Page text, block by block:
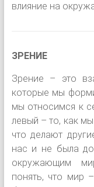
влияние на
ЗРЕНИЕ
Зрение – это
которые мы
мы относимся к
левый – то, как
что делают
нас и не была
окружающим
понять, что мир